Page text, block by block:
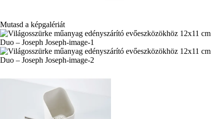
Mutasd a képgalériát